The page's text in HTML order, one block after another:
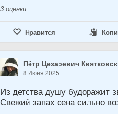
3 оценки
Нравится
Пётр Цезаревич
8 Июня 2025
Из детства душу будоражит
Свежий запах сена сильно